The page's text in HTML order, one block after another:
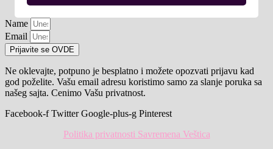
Name
Email
Prijavite se OVDE
Ne oklevajte, potpuno je besplatno i možete opozvati prijavu kad
god poželite. Vašu email adresu koristimo samo za slanje poruka sa
našeg sajta. Cenimo Vašu privatnost.
Facebook-f Twitter Google-plus-g Pinterest
Politika privatnosti Savremena Veštica